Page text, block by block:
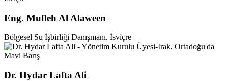
Eng. Mufleh Al Alaween
Bölgesel Su İşbirliği Danışmanı, İsviçre
Dr. Hydar Lafta Ali